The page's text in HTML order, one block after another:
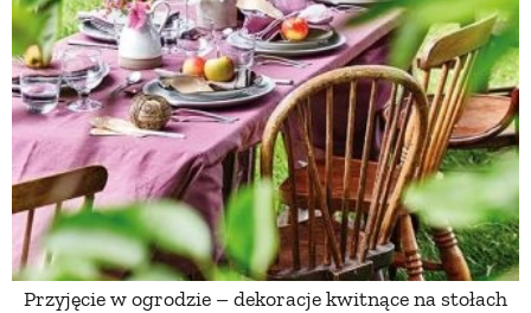
Przyjęcie w ogrodzie – dekoracje kwitnące na stołach